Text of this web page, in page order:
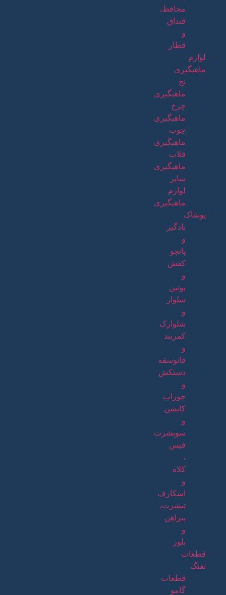
محافظ،
قنداق
و
قطار
لوازم
ماهیگیری
نخ
ماهیگیری
چرخ
ماهیگیری
چوب
ماهیگیری
قلاب
ماهیگیری
سایر
لوازم
ماهیگیری
پوشاک
بادگیر
و
پانچو
کفش
و
پوتین
شلوار
و
شلوارک
کمربند
و
فانوسقه
دستکش
و
جوراب
کاپشن
و
سویشرت
فیس
،
کلاه
و
اسکارف
تیشرت،
پیراهن
و
بلوز
قطعات
تفنگ
قطعات
گامو